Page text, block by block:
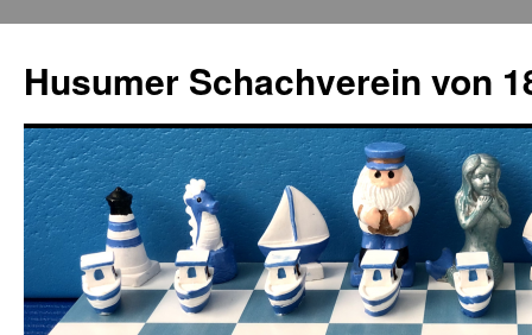
springen
Husumer Schachverein von